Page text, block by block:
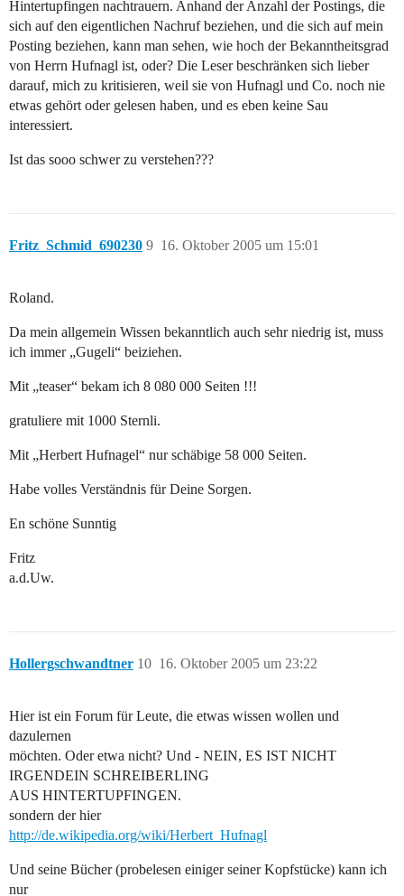
Hintertupfingen nachtrauern. Anhand der Anzahl der Postings, die
sich auf den eigentlichen Nachruf beziehen, und die sich auf mein
Posting beziehen, kann man sehen, wie hoch der Bekanntheitsgrad
von Herrn Hufnagl ist, oder? Die Leser beschränken sich lieber
darauf, mich zu kritisieren, weil sie von Hufnagl und Co. noch nie
etwas gehört oder gelesen haben, und es eben keine Sau
interessiert.
Ist das sooo schwer zu verstehen???
Fritz_Schmid_690230 16. Oktober 2005 um 15:01
9
Roland.
Da mein allgemein Wissen bekanntlich auch sehr niedrig ist, muss
ich immer „Gugeli“ beiziehen.
Mit „teaser“ bekam ich 8 080 000 Seiten !!!
gratuliere mit 1000 Sternli.
Mit „Herbert Hufnagel“ nur schäbige 58 000 Seiten.
Habe volles Verständnis für Deine Sorgen.
En schöne Sunntig
Fritz
a.d.Uw.
Hollergschwandtner 16. Oktober 2005 um 23:22
10
Hier ist ein Forum für Leute, die etwas wissen wollen und
dazulernen
möchten. Oder etwa nicht? Und - NEIN, ES IST NICHT
IRGENDEIN SCHREIBERLING
AUS HINTERTUPFINGEN.
sondern der hier
http://de.wikipedia.org/wiki/Herbert_Hufnagl
Und seine Bücher (probelesen einiger seiner Kopfstücke) kann ich
nur